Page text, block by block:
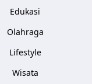
Edukasi
Olahraga
Lifestyle
Wisata